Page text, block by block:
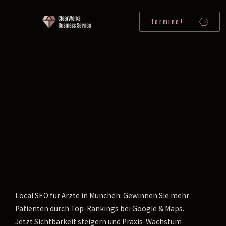
Termine!
Local SEO für Ärzte in München: Gewinnen Sie mehr
Patienten durch Top-Rankings bei Google & Maps.
Jetzt Sichtbarkeit steigern und Praxis-Wachstum